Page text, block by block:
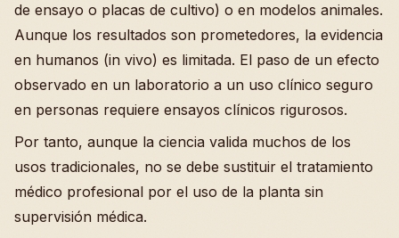
de ensayo o placas de cultivo) o en modelos animales.
Aunque los resultados son prometedores, la evidencia
en humanos (in vivo) es limitada. El paso de un efecto
observado en un laboratorio a un uso clínico seguro
en personas requiere ensayos clínicos rigurosos.
Por tanto, aunque la ciencia valida muchos de los
usos tradicionales, no se debe sustituir el tratamiento
médico profesional por el uso de la planta sin
supervisión médica.